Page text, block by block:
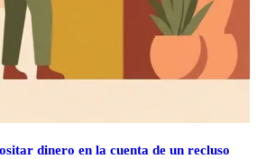
dinero en la cuenta de un recluso